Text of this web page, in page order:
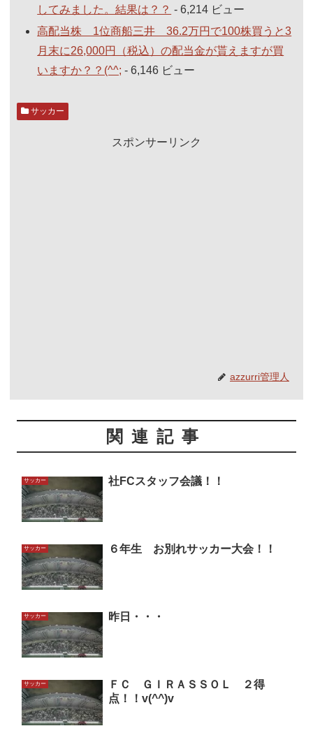
してみました。結果は？？ - 6,214 ビュー
高配当株 1位商船三井 36.2万円で100株買うと3
月末に26,000円（税込）の配当金が貰えますが買
いますか？？(^^; - 6,146 ビュー
サッカー
スポンサーリンク
azzurri管理人
関連記事
サッカー 社FCスタッフ会議！！
サッカー ６年生 お別れサッカー大会！！
サッカー 昨日・・・
サッカー
ＦＣ ＧＩＲＡＳＳＯＬ ２得
点！！v(^^)v